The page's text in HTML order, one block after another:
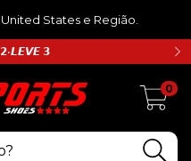
States e Região.
𝟯
0